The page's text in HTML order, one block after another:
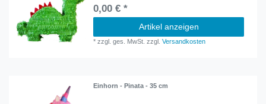
0,00 € *
Artikel anzeigen
*zzgl. ges. MwSt. zzgl.Versandkosten
Einhorn - Pinata - 35 cm